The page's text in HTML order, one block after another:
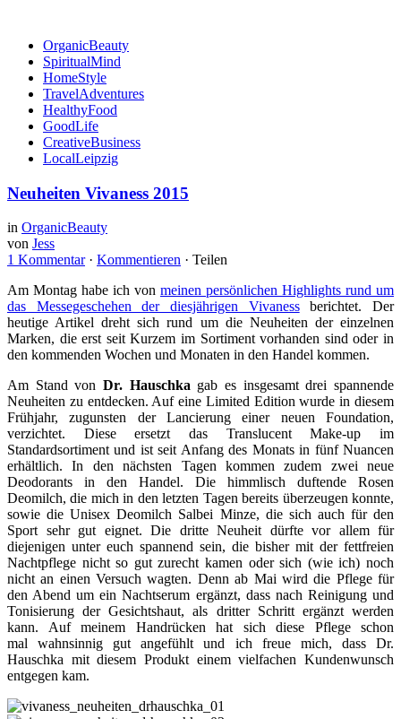
OrganicBeauty
SpiritualMind
HomeStyle
TravelAdventures
HealthyFood
GoodLife
CreativeBusiness
LocalLeipzig
Neuheiten Vivaness 2015
in OrganicBeauty
von Jess
1 Kommentar· Kommentieren · Teilen
Am Montag habe ich von meinen persönlichen Highlights rund um
das Messegeschehen der diesjährigen Vivanessberichtet. Der
heutige Artikel dreht sich rund um die Neuheiten der einzelnen
Marken, die erst seit Kurzem im Sortiment vorhanden sind oder in
den kommenden Wochen und Monaten in den Handel kommen.
Am Stand von Dr. Hauschkagab es insgesamt drei spannende
Neuheiten zu entdecken. Auf eine Limited Edition wurde in diesem
Frühjahr, zugunsten der Lancierung einer neuen Foundation,
verzichtet. Diese ersetzt das Translucent Make-up im
Standardsortiment und ist seit Anfang des Monats in fünf Nuancen
erhältlich. In den nächsten Tagen kommen zudem zwei neue
Deodorants in den Handel. Die himmlisch duftende Rosen
Deomilch, die mich in den letzten Tagen bereits überzeugen konnte,
sowie die Unisex Deomilch Salbei Minze, die sich auch für den
Sport sehr gut eignet. Die dritte Neuheit dürfte vor allem für
diejenigen unter euch spannend sein, die bisher mit der fettfreien
Nachtpflege nicht so gut zurecht kamen oder sich (wie ich) noch
nicht an einen Versuch wagten. Denn ab Mai wird die Pflege für
den Abend um ein Nachtserum ergänzt, dass nach Reinigung und
Tonisierung der Gesichtshaut, als dritter Schritt ergänzt werden
kann. Auf meinem Handrücken hat sich diese Pflege schon
mal wahnsinnig gut angefühlt und ich freue mich, dass Dr.
Hauschka mit diesem Produkt einem vielfachen Kundenwunsch
entgegen kam.